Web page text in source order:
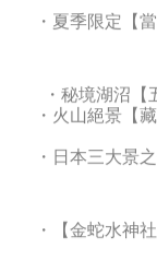
・夏季限定【
・秘境湖沼
・火山絕景【
・日本三大景
・【金蛇水神